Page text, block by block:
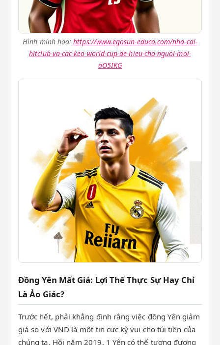
Hình minh hoạ:https://www.egosun-educo.com/nha-cai-
hitclub-va-cac-keo-world-cup-de-hieu-cho-nguoi-moi-
aO5IKG
Đồng Yên Mất Giá: Lợi Thế Thực Sự Hay Chỉ
Là Ảo Giác?
Trước hết, phải khẳng định rằng việc đồng Yên giảm
giá so với VND là một tin cực kỳ vui cho túi tiền của
chúng ta. Hồi năm 2019, 1 Yên có thể tương đương